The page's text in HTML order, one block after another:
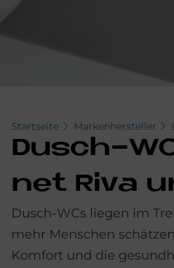
Startseite Markenhersteller
Dusch-
net Riva
Dusch-WCs liegen im
mehr Menschen
Komfort und die